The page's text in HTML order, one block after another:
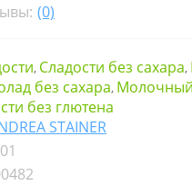
(0)
, Сладости без сахара,
без сахара,
без глютена
STAINER